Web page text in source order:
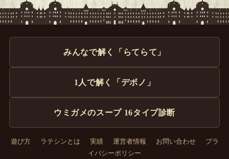
みんなで解く「らてらて」
1人で解く「デボノ」
ウミガメのスープ 16タイプ診断
遊び方・ ラテシンとは 実績・ 運営者情報 お問い合わせ・
プラ
イバシーポリシー